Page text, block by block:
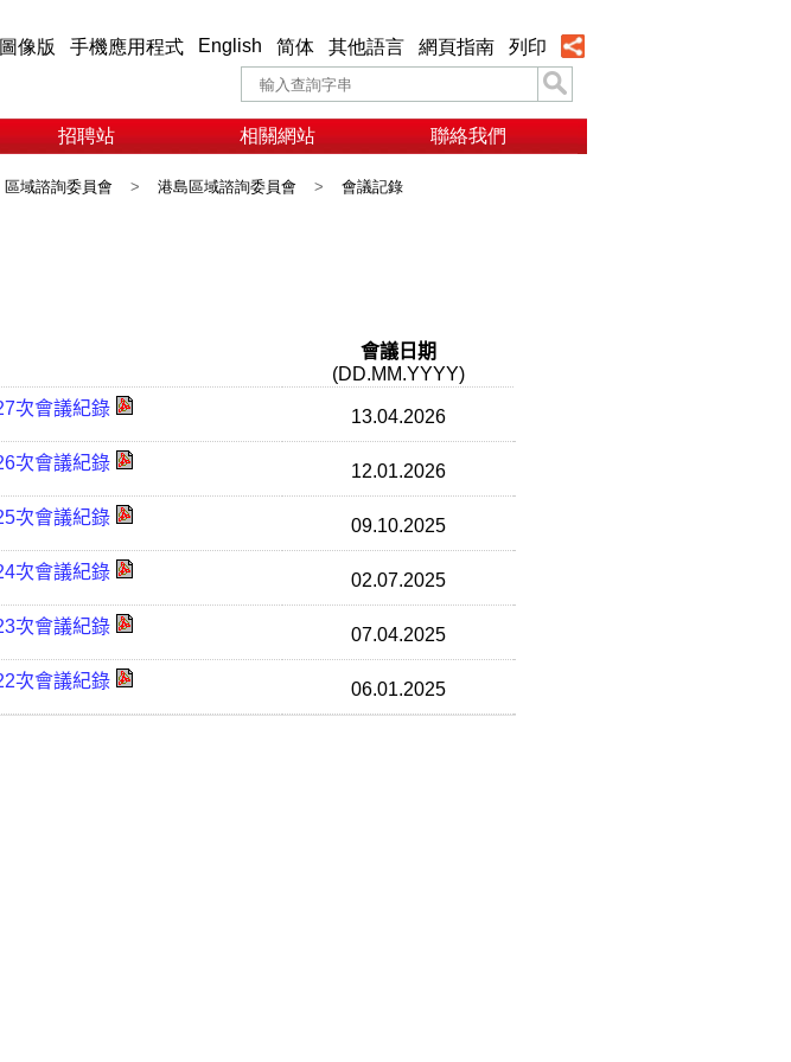
圖像版 手機應用程式 English 简体 其他語言 網頁指南 列印
招聘站 相關網站 聯絡我們
區域諮詢委員會 > 港島區域諮詢委員會 > 會議記錄